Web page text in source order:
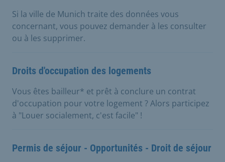
Si la ville de Munich traite des données vous
concernant, vous pouvez demander à les consulter
ou à les supprimer.
Droits d'occupation des logements
Vous êtes bailleur* et prêt à conclure un contrat
d'occupation pour votre logement ? Alors participez
à "Louer socialement, c'est facile" !
Permis de séjour - Opportunités - Droit de séjour